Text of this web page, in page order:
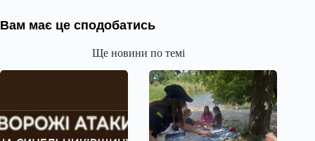
Вам має це сподобатись
Ще новини по темі